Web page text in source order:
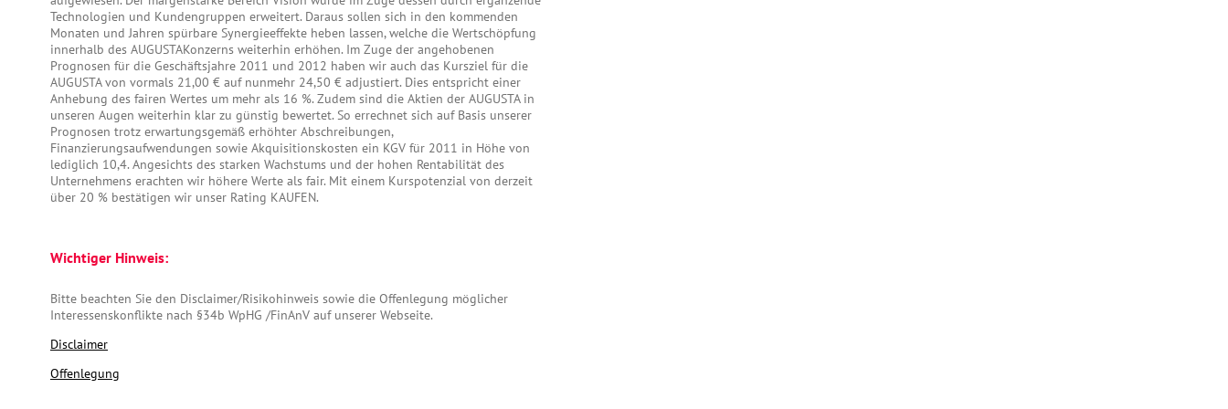
Technologien und Kundengruppen erweitert. Daraus sollen sich in den kommenden
Monaten und Jahren spürbare Synergieeffekte heben lassen, welche die Wertschöpfung
innerhalb des AUGUSTAKonzerns weiterhin erhöhen. Im Zuge der angehobenen
Prognosen für die Geschäftsjahre 2011 und 2012 haben wir auch das Kursziel für die
AUGUSTA von vormals 21,00 € auf nunmehr 24,50 € adjustiert. Dies entspricht einer
Anhebung des fairen Wertes um mehr als 16 %. Zudem sind die Aktien der AUGUSTA in
unseren Augen weiterhin klar zu günstig bewertet. So errechnet sich auf Basis unserer
Prognosen trotz erwartungsgemäß erhöhter Abschreibungen,
Finanzierungsaufwendungen sowie Akquisitionskosten ein KGV für 2011 in Höhe von
lediglich 10,4. Angesichts des starken Wachstums und der hohen Rentabilität des
Unternehmens erachten wir höhere Werte als fair. Mit einem Kurspotenzial von derzeit
über 20 % bestätigen wir unser Rating KAUFEN.
Wichtiger Hinweis:
Bitte beachten Sie den Disclaimer/Risikohinweis sowie die Offenlegung möglicher
Interessenskonflikte nach §34b WpHG /FinAnV auf unserer Webseite.
Disclaimer
Offenlegung